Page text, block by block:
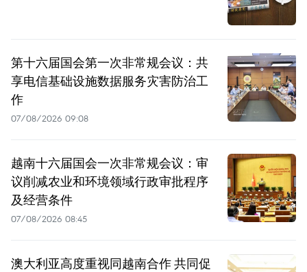
第十六届国会第一次非常规会议：共
享电信基础设施数据服务灾害防治工
作
07/08/2026 09:08
越南十六届国会一次非常规会议：审
议削减农业和环境领域行政审批程序
及经营条件
07/08/2026 08:45
澳大利亚高度重视同越南合作 共同促